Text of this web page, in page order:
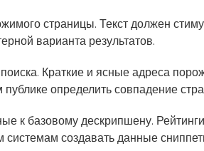
страницы. Текст должен
варианта результатов.
Краткие и ясные адреса
определить совпадение
к базовому дескрипшену.
системам создавать данные